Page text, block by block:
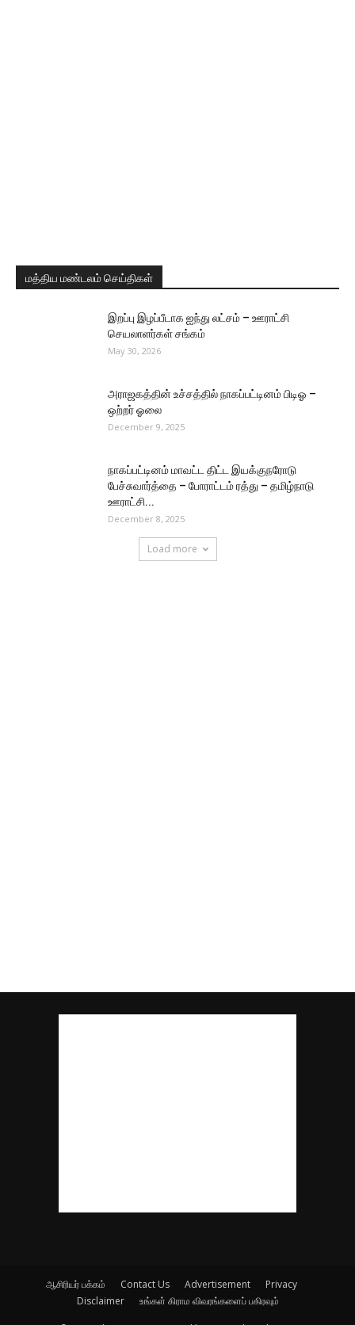
மத்திய மண்டலம் செய்திகள்
இறப்பு இழப்பீடாக ஐந்து லட்சம் – ஊராட்சி
செயலாளர்கள் சங்கம்
May 30, 2026
அராஜகத்தின் உச்சத்தில் நாகப்பட்டினம் பிடிஓ –
ஒற்றர் ஓலை
December 9, 2025
நாகப்பட்டினம் மாவட்ட திட்ட இயக்குநரோடு
பேச்சுவார்த்தை – போராட்டம் ரத்து – தமிழ்நாடு
ஊராட்சி...
December 8, 2025
Load more
ஆசிரியர் பக்கம் Contact Us Advertisement
Privacy
Disclaimer
உங்கள் கிராம விவரங்களைப் பகிரவும்